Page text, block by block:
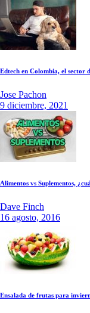
Edtech en Colombia, el sector
Jose Pachon
9 diciembre, 2021
Alimentos vs Suplementos,
Dave Finch
16 agosto, 2016
Ensalada de frutas para